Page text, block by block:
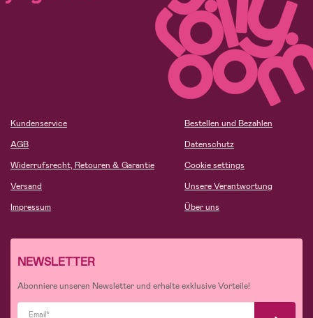
Kundenservice
AGB
Widerrufsrecht, Retouren & Garantie
Versand
Impressum
Bestellen und Bezahlen
Datenschutz
Cookie settings
Unsere Verantwortung
Über uns
NEWSLETTER
Abonniere unseren Newsletter und erhalte exklusive Vorteile!
Email*